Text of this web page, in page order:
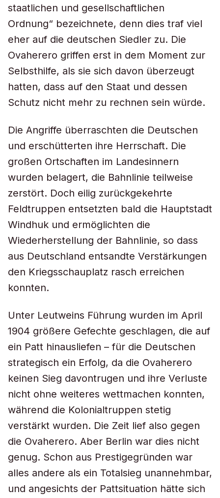
staatlichen und gesellschaftlichen
Ordnung“ bezeichnete, denn dies traf viel
eher auf die deutschen Siedler zu. Die
Ovaherero griffen erst in dem Moment zur
Selbsthilfe, als sie sich davon überzeugt
hatten, dass auf den Staat und dessen
Schutz nicht mehr zu rechnen sein würde.
Die Angriffe überraschten die Deutschen
und erschütterten ihre Herrschaft. Die
großen Ortschaften im Landesinnern
wurden belagert, die Bahnlinie teilweise
zerstört. Doch eilig zurückgekehrte
Feldtruppen entsetzten bald die Hauptstadt
Windhuk und ermöglichten die
Wiederherstellung der Bahnlinie, so dass
aus Deutschland entsandte Verstärkungen
den Kriegsschauplatz rasch erreichen
konnten.
Unter Leutweins Führung wurden im April
1904 größere Gefechte geschlagen, die auf
ein Patt hinausliefen – für die Deutschen
strategisch ein Erfolg, da die Ovaherero
keinen Sieg davontrugen und ihre Verluste
nicht ohne weiteres wettmachen konnten,
während die Kolonialtruppen stetig
verstärkt wurden. Die Zeit lief also gegen
die Ovaherero. Aber Berlin war dies nicht
genug. Schon aus Prestigegründen war
alles andere als ein Totalsieg unannehmbar,
und angesichts der Pattsituation hätte sich